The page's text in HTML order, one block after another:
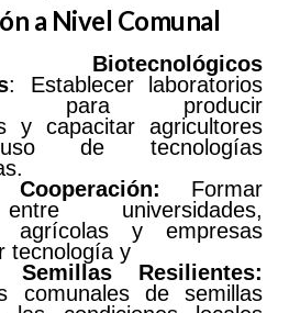
a Nivel Comunal
Biotecnológicos
: Establecer laboratorios
para producir
y capacitar agricultores
de tecnologías
Formar
universidades,
agrícolas y empresas
tecnología y
Semillas Resilientes:
comunales de semillas